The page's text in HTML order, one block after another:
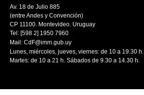
Av. 18 de Julio 885
(entre Andes y Convención)
CP 11100. Montevideo. Uruguay
Tel: [598 2] 1950 7960
Mail: CdF@imm.gub.uy
Lunes, miércoles, jueves, viernes: de 10 a 19.30 h.
Martes: de 10 a 21 h. Sábados de 9.30 a 14.30 h.